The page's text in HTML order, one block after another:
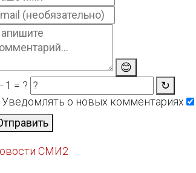
😊
1 = ?
↻
Уведомлять о новых комментариях
СМИ2